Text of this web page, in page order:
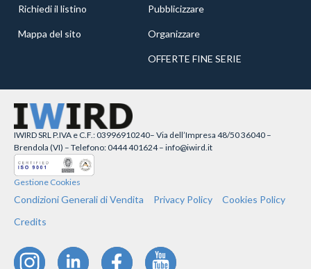
Richiedi il listino
Mappa del sito
Pubblicizzare
Organizzare
OFFERTE FINE SERIE
IWIRD SRL P.IVA e C.F.: 03996910240– Via dell’Impresa 48/50 36040 –
Brendola (VI) – Telefono: 0444 401624 – info@iwird.it
Gestione Cookies
Condizioni Generali di Vendita Privacy Policy
Cookies Policy
Credits